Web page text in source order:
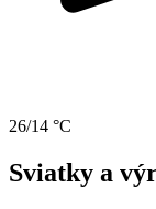
26/14 °C
Sviatky a